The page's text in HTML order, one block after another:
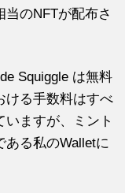
のNFTが配布さ
Squiggle は無料
ける手数料はすべ
ますが、ミント
る私のWalletに